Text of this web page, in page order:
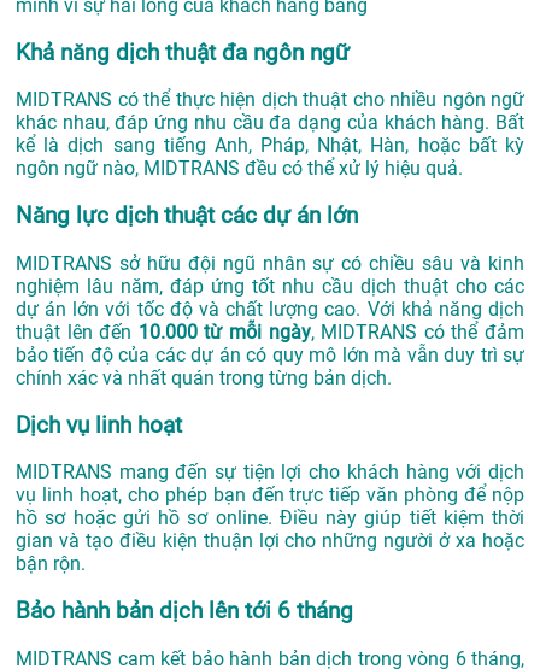
mình vì sự hài lòng của khách hàng bằng
Khả năng dịch thuật đa ngôn ngữ
MIDTRANS có thể thực hiện dịch thuật cho nhiều ngôn ngữ
khác nhau, đáp ứng nhu cầu đa dạng của khách hàng. Bất
kể là dịch sang tiếng Anh, Pháp, Nhật, Hàn, hoặc bất kỳ
ngôn ngữ nào, MIDTRANS đều có thể xử lý hiệu quả.
Năng lực dịch thuật các dự án lớn
MIDTRANS sở hữu đội ngũ nhân sự có chiều sâu và kinh
nghiệm lâu năm, đáp ứng tốt nhu cầu dịch thuật cho các
dự án lớn với tốc độ và chất lượng cao. Với khả năng dịch
thuật lên đến 10.000 từ mỗi ngày, MIDTRANS có thể đảm
bảo tiến độ của các dự án có quy mô lớn mà vẫn duy trì sự
chính xác và nhất quán trong từng bản dịch.
Dịch vụ linh hoạt
MIDTRANS mang đến sự tiện lợi cho khách hàng với dịch
vụ linh hoạt, cho phép bạn đến trực tiếp văn phòng để nộp
hồ sơ hoặc gửi hồ sơ online. Điều này giúp tiết kiệm thời
gian và tạo điều kiện thuận lợi cho những người ở xa hoặc
bận rộn.
Bảo hành bản dịch lên tới 6 tháng
MIDTRANS cam kết bảo hành bản dịch trong vòng 6 tháng,